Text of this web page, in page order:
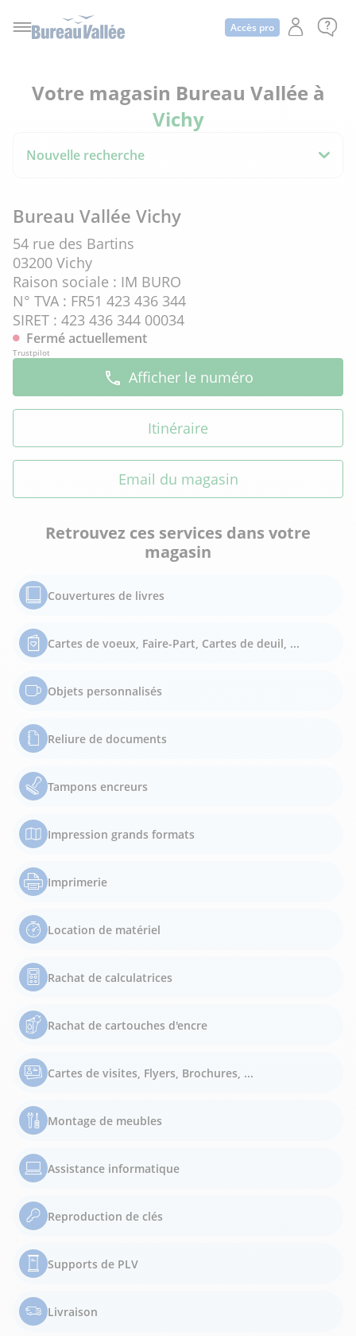
Accès pro
Votre magasin Bureau Vallée à
Vichy
Nouvelle recherche
Bureau Vallée Vichy
54 rue des Bartins
03200 Vichy
Raison sociale : IM BURO
N° TVA : FR51 423 436 344
SIRET : 423 436 344 00034
Fermé actuellement
Trustpilot
Afficher le numéro
Itinéraire
Email du magasin
Retrouvez ces services dans votre
magasin
Couvertures de livres
Cartes de voeux, Faire-Part, Cartes de deuil, ...
Objets personnalisés
Reliure de documents
Tampons encreurs
Impression grands formats
Imprimerie
Location de matériel
Rachat de calculatrices
Rachat de cartouches d'encre
Cartes de visites, Flyers, Brochures, ...
Montage de meubles
Assistance informatique
Reproduction de clés
Supports de PLV
Livraison